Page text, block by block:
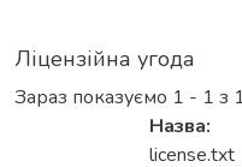
Ліцензійна угода
Зараз показуємо 1 - 1 з
Назва:
license.txt